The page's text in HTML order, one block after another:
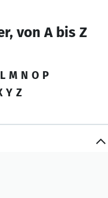
von A bis Z
L M N O P
Y Z